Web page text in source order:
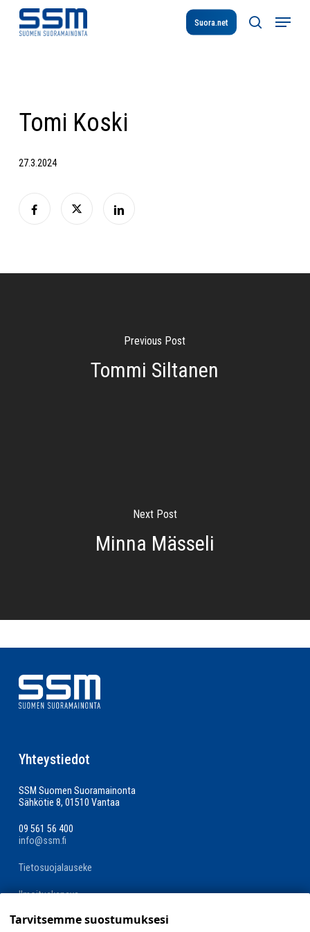
main
Suora.net
search
Menu
Tomi Koski
27.3.2024
Previous Post
Tommi Siltanen
Next Post
Minna Mässeli
Yhteystiedot
SSM Suomen Suoramainonta
Sähkötie 8, 01510 Vantaa
09 561 56 400
info@ssm.fi
Tietosuojalauseke
Ilmoituskanava
Evästevalinnat »
Tarvitsemme suostumuksesi